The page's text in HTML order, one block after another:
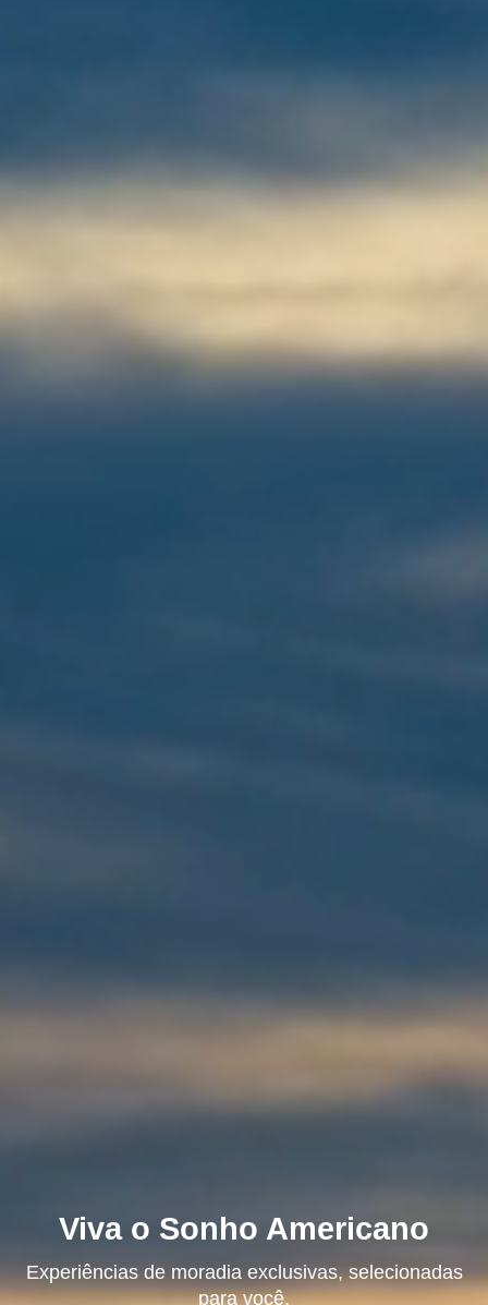
Viva o Sonho Americano
Experiências de moradia exclusivas, selecionadas
para você.